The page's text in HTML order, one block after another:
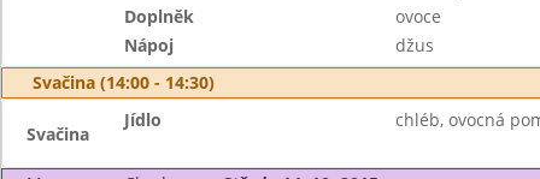
Doplněk
ovoce
Nápoj
džus
Svačina (14:00 - 14:30)
Svačina
Jídlo chléb, ovocná